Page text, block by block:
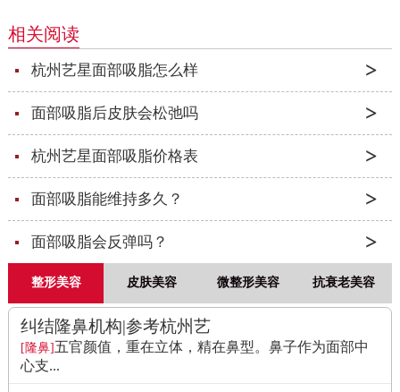
相关阅读
杭州艺星面部吸脂怎么样
面部吸脂后皮肤会松弛吗
杭州艺星面部吸脂价格表
面部吸脂能维持多久？
面部吸脂会反弹吗？
整形美容 皮肤美容 微整形美容 抗衰老美容
纠结隆鼻机构|参考杭州艺
[隆鼻]五官颜值，重在立体，精在鼻型。鼻子作为面部中
心支...